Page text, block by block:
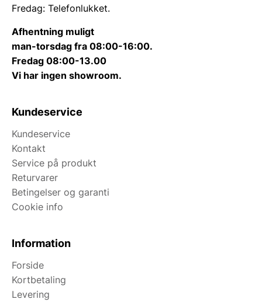
Fredag: Telefonlukket.
Afhentning muligt
man-torsdag fra 08:00-16:00.
Fredag 08:00-13.00
Vi har ingen showroom.
Kundeservice
Kundeservice
Kontakt
Service på produkt
Returvarer
Betingelser og garanti
Cookie info
Information
Forside
Kortbetaling
Levering